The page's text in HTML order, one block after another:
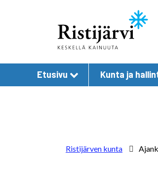
Etusivu Kunta ja
Ristijärven kunta